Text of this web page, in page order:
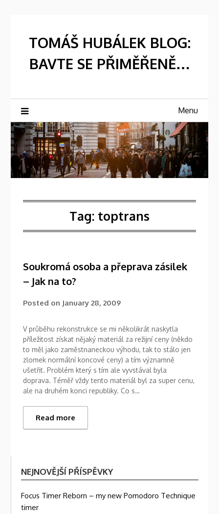
TOMÁŠ HUBÁLEK BLOG:
BAVTE SE PŘIMĚŘENĚ…
Menu
Tag: toptrans
Soukromá osoba a přeprava zásilek
– Jak na to?
Posted on January 28, 2009
V průběhu rekonstrukce se mi několikrát naskytla
příležitost získat nějaký materiál za režijní ceny (někdo
to měl jako zaměstnaneckou výhodu, tak to stálo jen
zlomek normální koncové ceny) a tím významně
ušetřit. Problém který s tím ale vyvstával byla
doprava. Téměř vždy tento materiál byl za super cenu,
ale na druhém konci republiky. Co s…
Read more
NEJNOVĚJŠÍ PŘÍSPĚVKY
Focus Timer Reborn – my new Pomodoro Technique
timer